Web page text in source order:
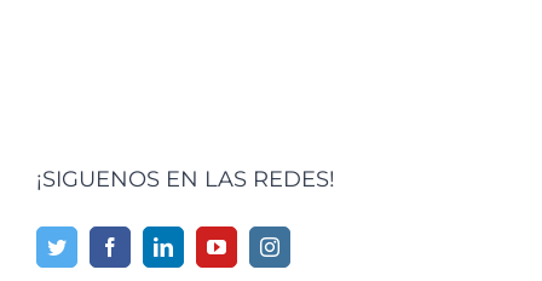
¡SIGUENOS EN LAS REDES!